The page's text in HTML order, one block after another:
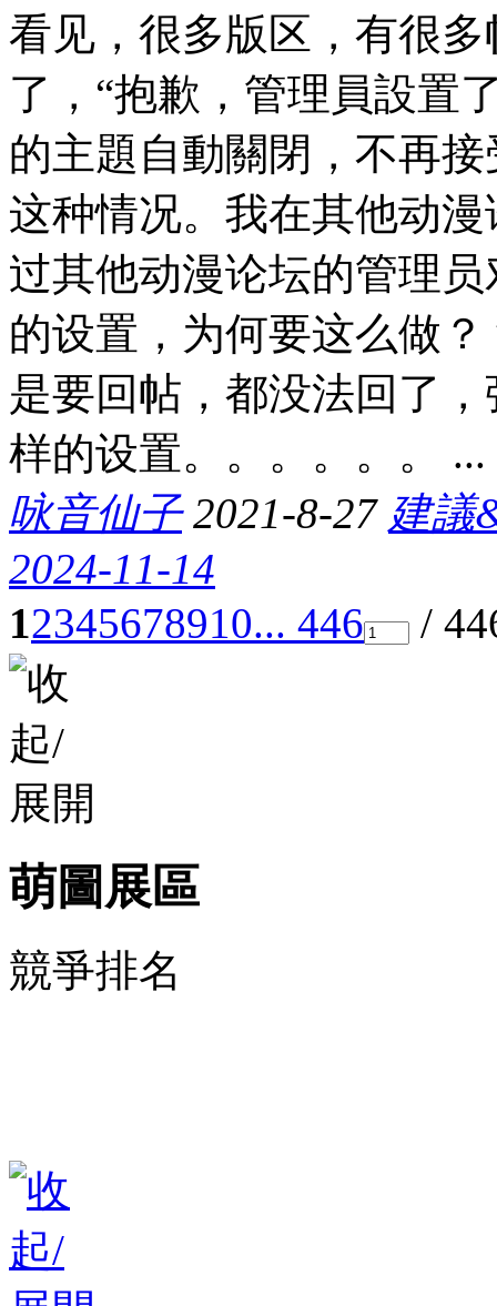
看见，很多版区，有很
了，“抱歉，管理員設置
的主題自動關閉，不再
这种情况。我在其他动
过其他动漫论坛的管理
的设置，为何要这么做
是要回帖，都没法回了
样的设置。。。。。。 ...
咏音仙子 2021-8-27 建議
2024-11-14
12345678910... 446 /
萌圖展區
競爭排名